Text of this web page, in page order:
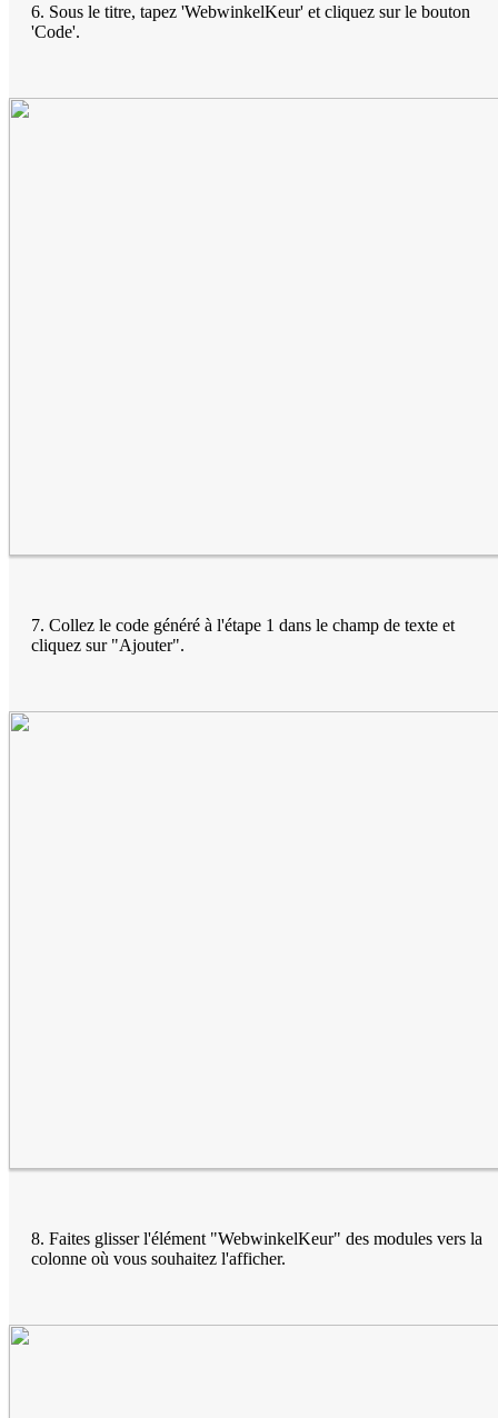
6. Sous le titre, tapez 'WebwinkelKeur' et cliquez sur le bouton
'Code'.
7. Collez le code généré à l'étape 1 dans le champ de texte et
cliquez sur "Ajouter".
8. Faites glisser l'élément "WebwinkelKeur" des modules vers la
colonne où vous souhaitez l'afficher.